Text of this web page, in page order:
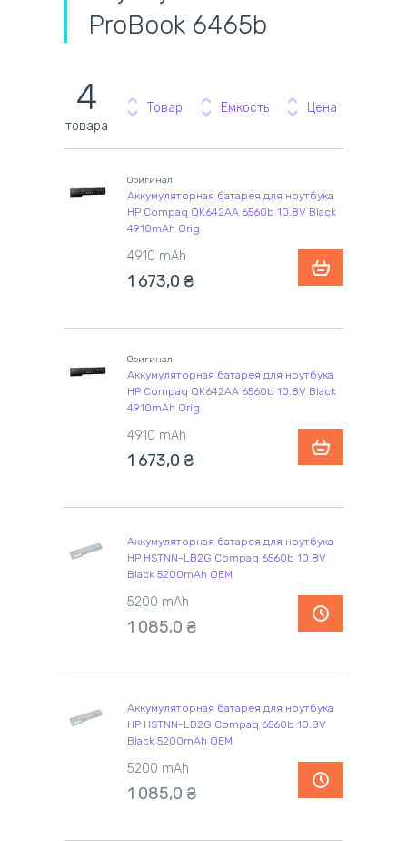
ProBook 6465b
4
товара
Товар Емкость Цена
Оригинал
Аккумуляторная батарея для ноутбука
HP Compaq QK642AA 6560b 10.8V Black
4910mAh Orig
4910 mAh
1 673,0 ₴
Оригинал
Аккумуляторная батарея для ноутбука
HP Compaq QK642AA 6560b 10.8V Black
4910mAh Orig
4910 mAh
1 673,0 ₴
Аккумуляторная батарея для ноутбука
HP HSTNN-LB2G Compaq 6560b 10.8V
Black 5200mAh OEM
5200 mAh
1 085,0 ₴
Аккумуляторная батарея для ноутбука
HP HSTNN-LB2G Compaq 6560b 10.8V
Black 5200mAh OEM
5200 mAh
1 085,0 ₴